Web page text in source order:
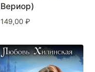
Вериор)
149,00 ₽